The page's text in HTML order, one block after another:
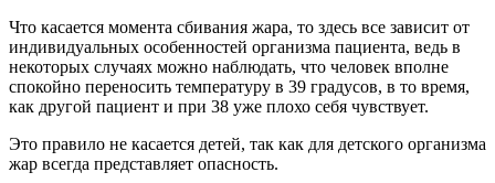
Что касается момента сбивания жара, то здесь все зависит от
индивидуальных особенностей организма пациента, ведь в
некоторых случаях можно наблюдать, что человек вполне
спокойно переносить температуру в 39 градусов, в то время,
как другой пациент и при 38 уже плохо себя чувствует.
Это правило не касается детей, так как для детского организма
жар всегда представляет опасность.